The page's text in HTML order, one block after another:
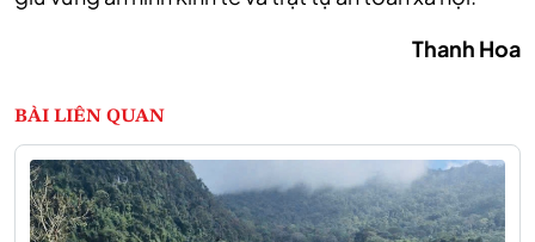
Thanh Hoa
BÀI LIÊN QUAN